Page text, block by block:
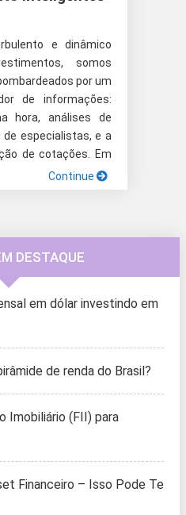
e dinâmico
somos
por um
de informações:
hora, análises de
de especialistas, e a
de cotações. Em
Continue
DESTAQUE
em dólar investindo em
de renda do Brasil?
Imobiliário (FII) para
Financeiro – Isso Pode Te